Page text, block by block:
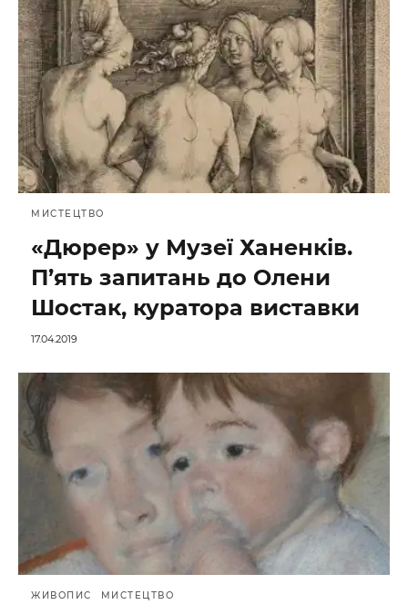
МИСТЕЦТВО
«Дюрер» у Музеї Ханенків.
П’ять запитань до Олени
Шостак, куратора виставки
17.04.2019
ЖИВОПИС МИСТЕЦТВО